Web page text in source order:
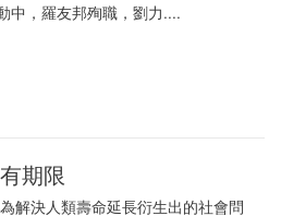
中，羅友邦殉職，劉力....
期限
解決人類壽命延長衍生出的社會問